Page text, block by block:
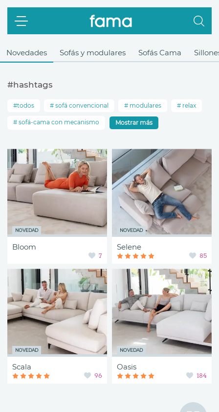
Novedades Sofás y modulares Sofás Cama
#hashtags
todos sofá convencional modulares relax
sofá-cama con mecanismo Mostrar más
NOVEDAD
Bloom
7
NOVEDAD
Selene
85
NOVEDAD
Scala
96
NOVEDAD
Oasis
184